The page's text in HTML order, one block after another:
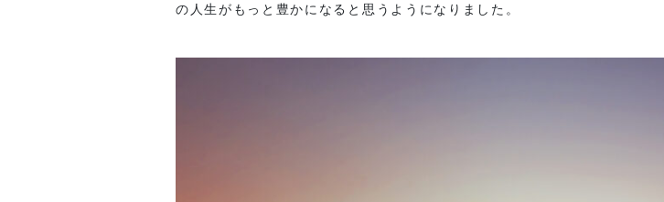
の人生がもっと豊かになると思うようになりました。